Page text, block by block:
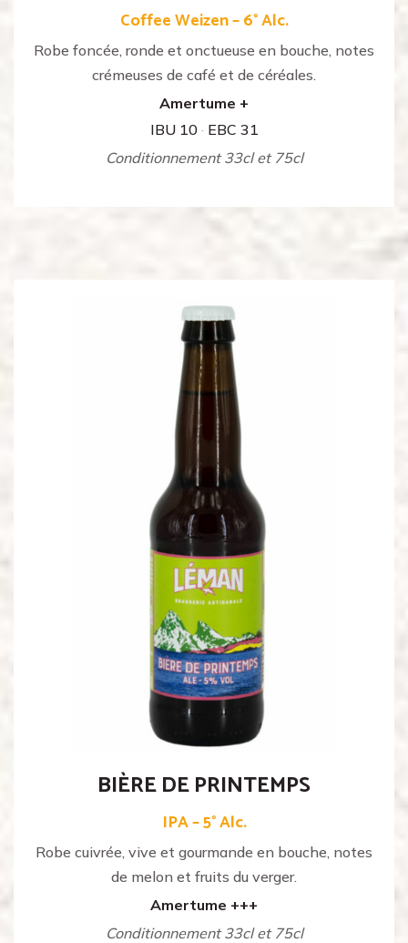
Coffee Weizen – 6° Alc.
Robe foncée, ronde et onctueuse en bouche, notes
crémeuses de café et de céréales.
Amertume +
IBU 10· EBC 31
Conditionnement 33cl et 75cl
BIÈRE DE PRINTEMPS
IPA – 5° Alc.
Robe cuivrée, vive et gourmande en bouche, notes
de melon et fruits du verger.
Amertume +++
Conditionnement 33cl et 75cl